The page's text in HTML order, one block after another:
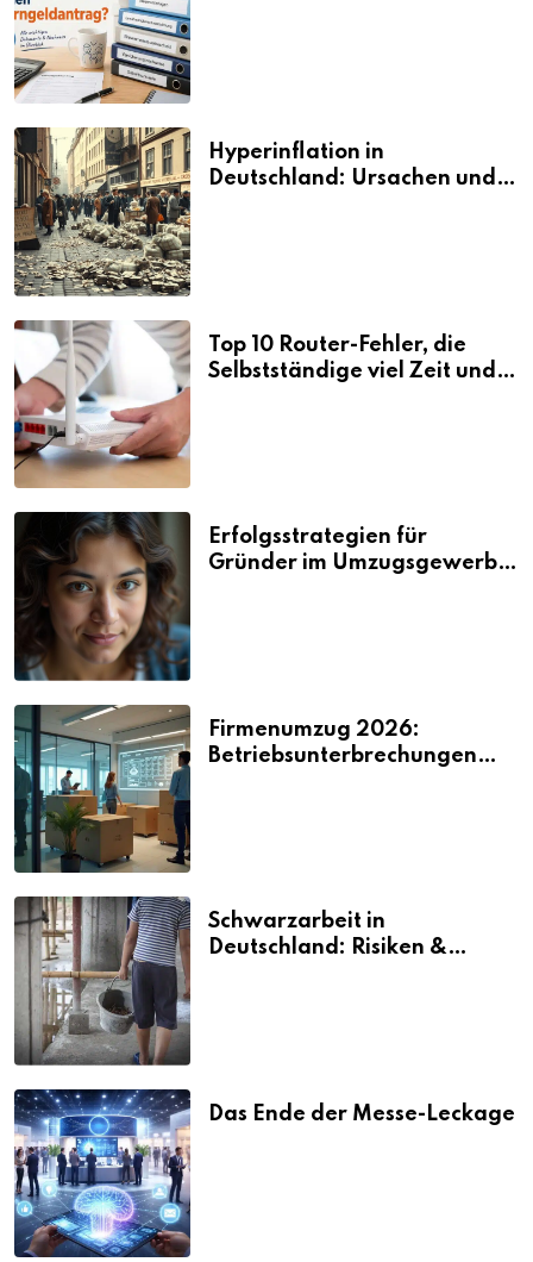
Hyperinflation in
Deutschland: Ursachen und
Top 10 Router-Fehler, die
Selbstständige viel Zeit und
Erfolgsstrategien für
Gründer im Umzugsgewerbe
Firmenumzug 2026:
Betriebsunterbrechungen
Schwarzarbeit in
Deutschland: Risiken &
Das Ende der Messe-Leckage